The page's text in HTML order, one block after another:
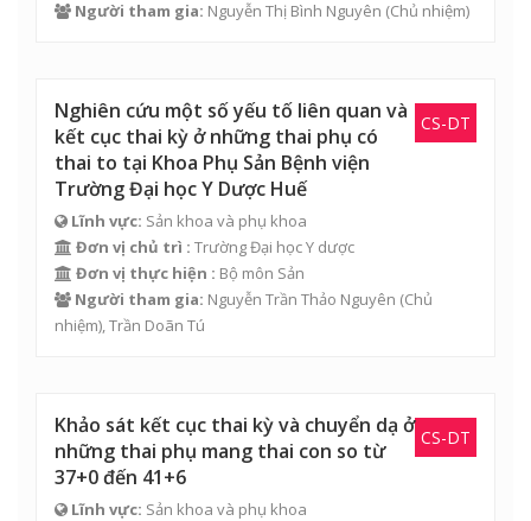
Người tham gia: Nguyễn Thị Bình Nguyên (Chủ nhiệm)
CS-DT
Nghiên cứu một số yếu tố liên quan và
kết cục thai kỳ ở những thai phụ có
thai to tại Khoa Phụ Sản Bệnh viện
Trường Đại học Y Dược Huế
Lĩnh vực: Sản khoa và phụ khoa
Đơn vị chủ trì : Trường Đại học Y dược
Đơn vị thực hiện : Bộ môn Sản
Người tham gia: Nguyễn Trần Thảo Nguyên (Chủ
nhiệm),Trần Doãn Tú
CS-DT
Khảo sát kết cục thai kỳ và chuyển dạ ở
những thai phụ mang thai con so từ
37+0 đến 41+6
Lĩnh vực: Sản khoa và phụ khoa